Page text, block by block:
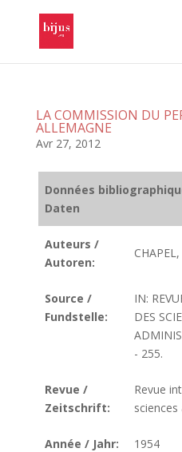
LA COMMISSION DU
ALLEMAGNE
Avr 27, 2012
Données
Daten
Auteurs /
Autoren:
CHAPEL,
Source /
Fundstelle:
IN:
DES
- 255.
Revue /
Zeitschrift:
Revue
Année / Jahr: 1954